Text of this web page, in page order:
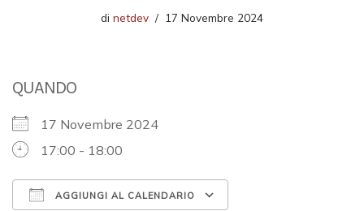
di netdev 17 Novembre 2024
QUANDO
17 Novembre 2024
17:00 - 18:00
AGGIUNGI AL CALENDARIO